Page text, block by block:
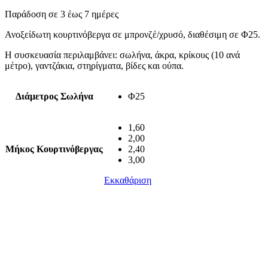
Παράδοση σε 3 έως 7 ημέρες
Ανοξείδωτη κουρτινόβεργα σε μπρονζέ/χρυσό, διαθέσιμη σε Φ25.
Η συσκευασία περιλαμβάνει: σωλήνα, άκρα, κρίκους (10 ανά
μέτρο), γαντζάκια, στηρίγματα, βίδες και ούπα.
Διάμετρος Σωλήνα Φ25
Μήκος Κουρτινόβεργας
1,60
2,00
2,40
3,00
Εκκαθάριση